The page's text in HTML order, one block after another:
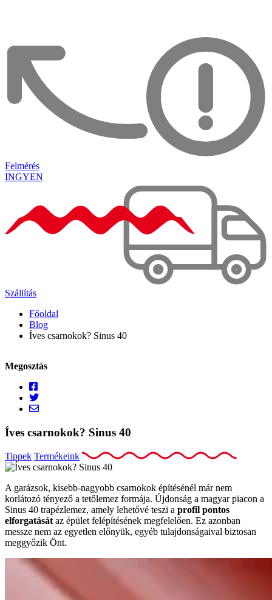
Felmérés
INGYEN
Szállítás
Főoldal
Blog
Íves csarnokok? Sinus 40
Megosztás
Íves csarnokok? Sinus 40
Tippek Termékeink
A garázsok, kisebb-nagyobb csarnokok építésénél már nem
korlátozó tényező a tetőlemez formája. Újdonság a magyar piacon a
Sinus 40 trapézlemez, amely lehetővé teszi a profil pontos
elforgatását az épület felépítésének megfelelően. Ez azonban
messze nem az egyetlen előnyük, egyéb tulajdonságaival biztosan
meggyőzik Önt.